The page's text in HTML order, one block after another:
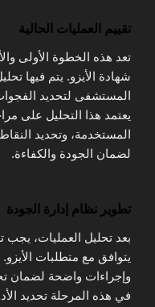
تقييم العمليات الحالية
تعد هذه الخطوة الأولى
شهادة الأيزو. يتم فيها
المستشفى لتحديد
يعتمد هذا التحليل على
المستخدمة، وتحديد
لضمان الجودة والكفاءة.
تطوير نظام إدارة الجودة
بعد تحليل العمليات،
يتوافق مع متطلبات
وإجراءات واضحة لضمان
في هذه المرحلة تحديد